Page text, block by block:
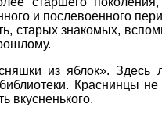
и послевоенного
старых знакомых,
из яблок».
Краснинцы
вкусненького.